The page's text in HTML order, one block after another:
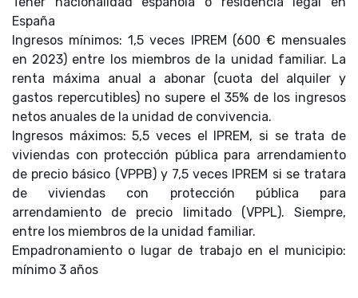
España
Ingresos mínimos: 1,5 veces IPREM (600 € mensuales
en 2023) entre los miembros de la unidad familiar. La
renta máxima anual a abonar (cuota del alquiler y
gastos repercutibles) no supere el 35% de los ingresos
netos anuales de la unidad de convivencia.
Ingresos máximos: 5,5 veces el IPREM, si se trata de
viviendas con protección pública para arrendamiento
de precio básico (VPPB) y 7,5 veces IPREM si se tratara
de viviendas con protección pública para
arrendamiento de precio limitado (VPPL). Siempre,
entre los miembros de la unidad familiar.
Empadronamiento o lugar de trabajo en el municipio:
mínimo 3 años